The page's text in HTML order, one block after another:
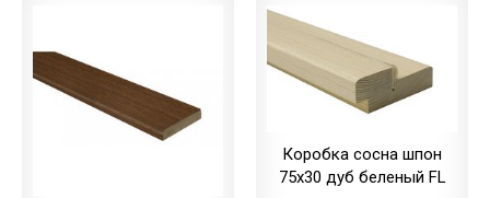
Коробка сосна шпон
75х30 дуб беленый FL